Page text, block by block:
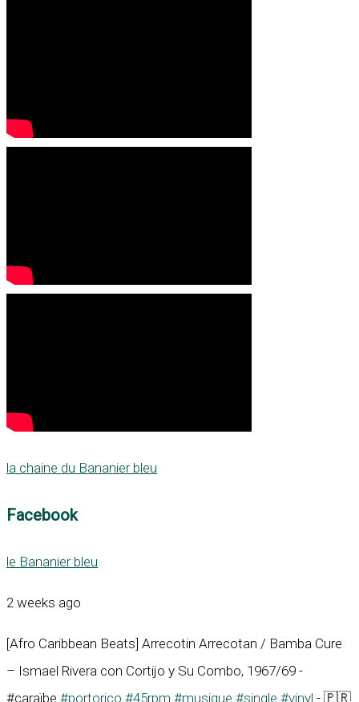
la chaine du Bananier bleu
Facebook
le Bananier bleu
2 weeks ago
[Afro Caribbean Beats] Arrecotin Arrecotan / Bamba Cure
– Ismael Rivera con Cortijo y Su Combo, 1967/69 -
#caraïbe #portorico #45rpm #musique #single #vinyl - 🇵🇷